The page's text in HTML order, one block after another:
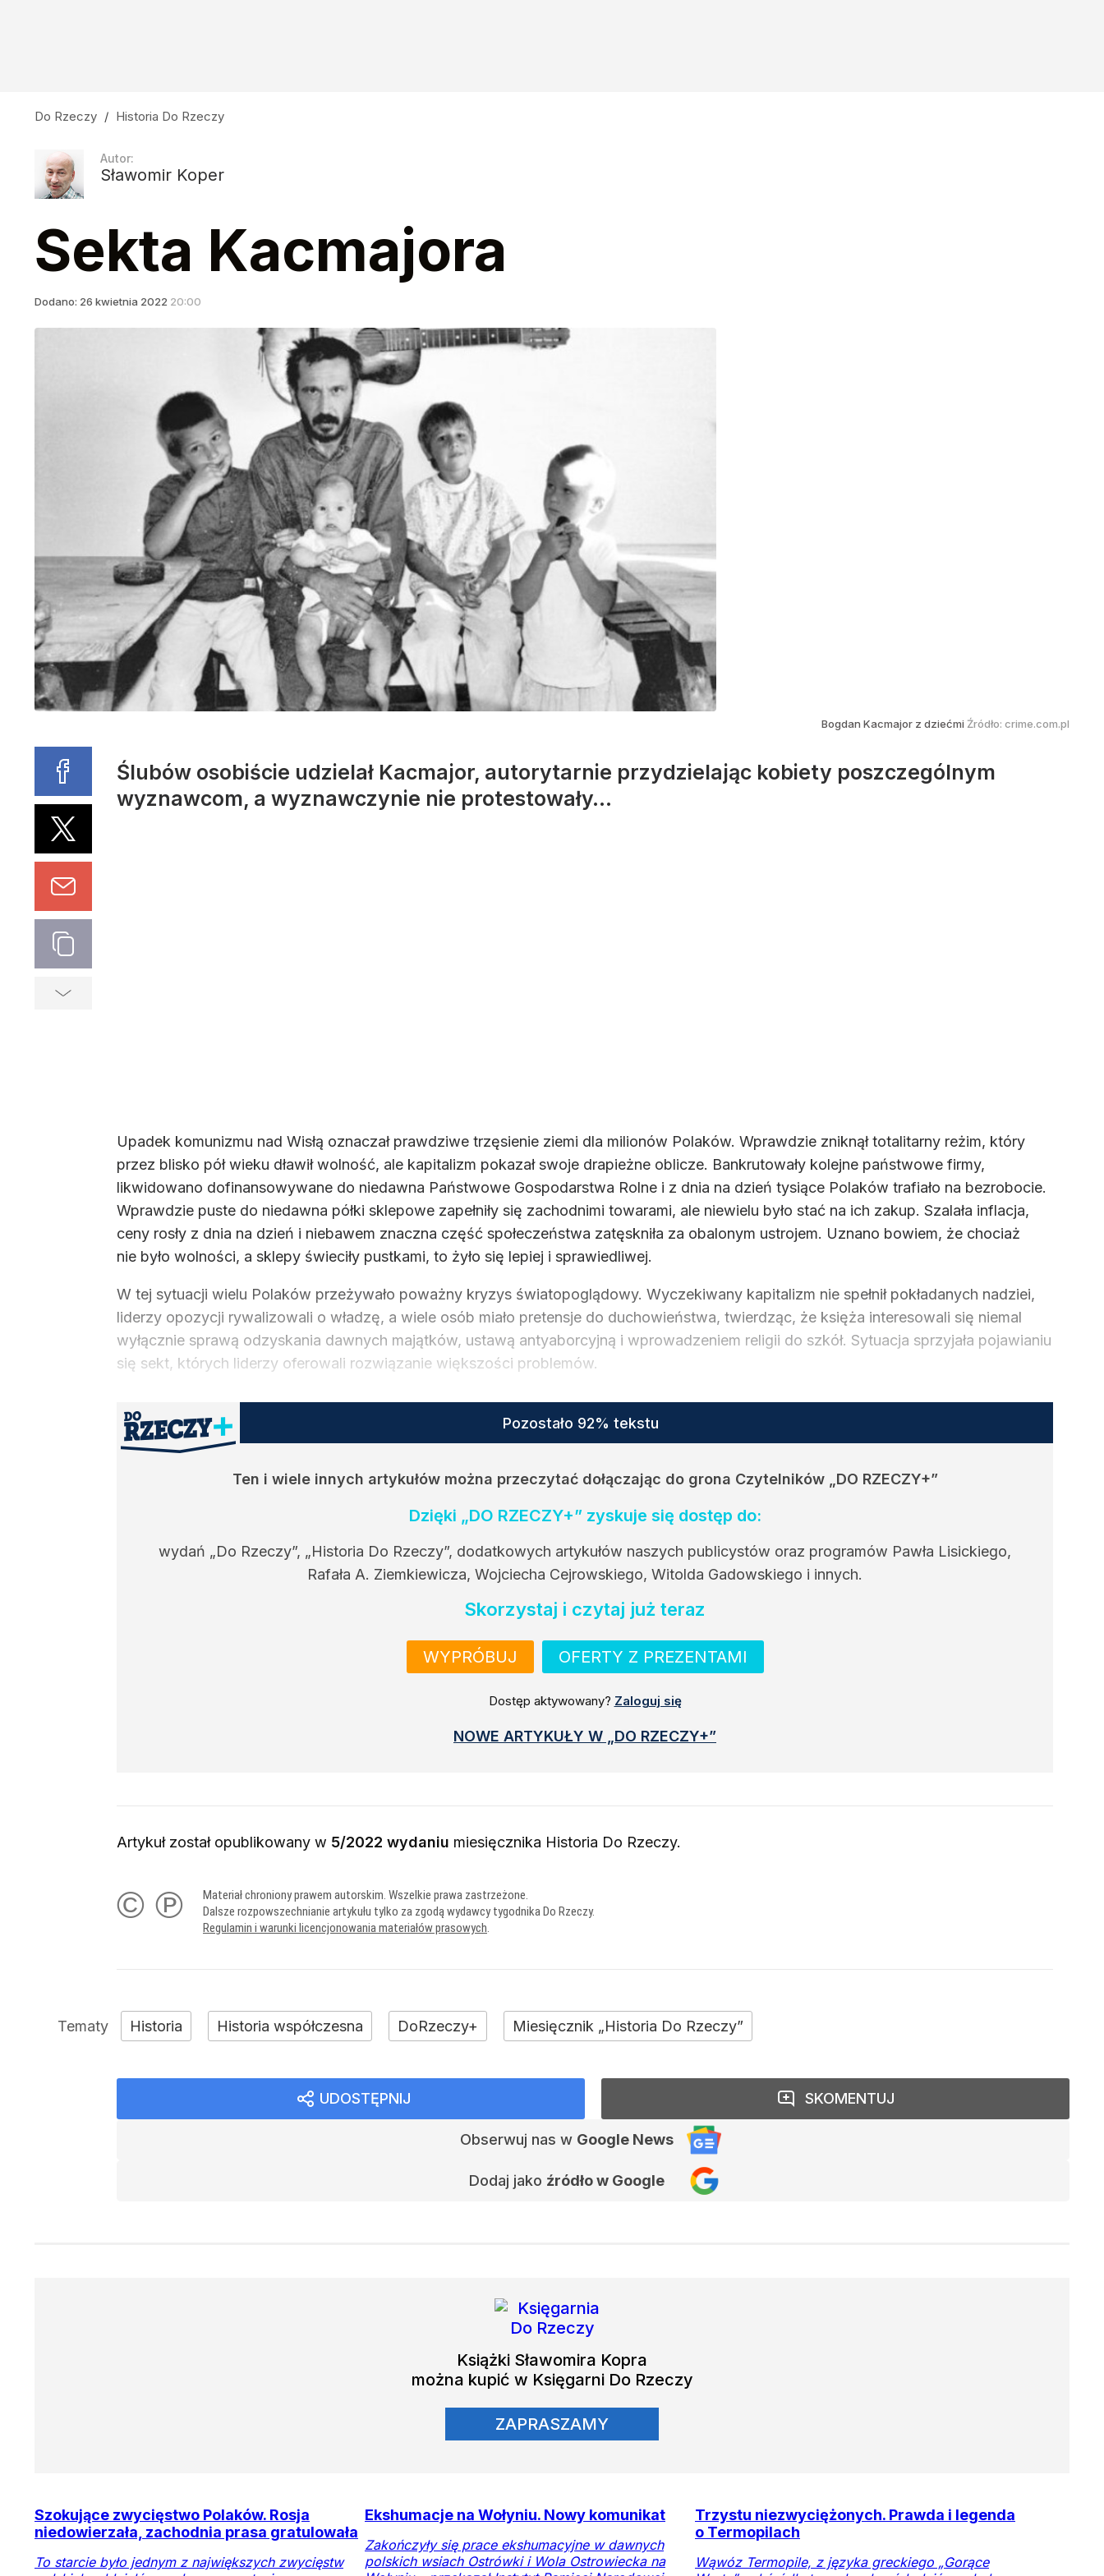
Do Rzeczy / Historia Do Rzeczy
Autor:
Sławomir Koper
Sekta Kacmajora
Dodano: 26 kwietnia 2022 20:00
Bogdan Kacmajor z dziećmi Źródło: crime.com.pl
Ślubów osobiście udzielał Kacmajor, autorytarnie przydzielając kobiety poszczególnym
wyznawcom, a wyznawczynie nie protestowały…
Upadek komunizmu nad Wisłą oznaczał prawdziwe trzęsienie ziemi dla milionów Polaków. Wprawdzie zniknął totalitarny reżim, który
przez blisko pół wieku dławił wolność, ale kapitalizm pokazał swoje drapieżne oblicze. Bankrutowały kolejne państwowe firmy,
likwidowano dofinansowywane do niedawna Państwowe Gospodarstwa Rolne i z dnia na dzień tysiące Polaków trafiało na bezrobocie.
Wprawdzie puste do niedawna półki sklepowe zapełniły się zachodnimi towarami, ale niewielu było stać na ich zakup. Szalała inflacja,
ceny rosły z dnia na dzień i niebawem znaczna część społeczeństwa zatęskniła za obalonym ustrojem. Uznano bowiem, że chociaż
nie było wolności, a sklepy świeciły pustkami, to żyło się lepiej i sprawiedliwej.
W tej sytuacji wielu Polaków przeżywało poważny kryzys światopoglądowy. Wyczekiwany kapitalizm nie spełnił pokładanych nadziei,
liderzy opozycji rywalizowali o władzę, a wiele osób miało pretensje do duchowieństwa, twierdząc, że księża interesowali się niemal
wyłącznie sprawą odzyskania dawnych majątków, ustawą antyaborcyjną i wprowadzeniem religii do szkół. Sytuacja sprzyjała pojawianiu
się sekt, których liderzy oferowali rozwiązanie większości problemów.
Pozostało 92% tekstu
Ten i wiele innych artykułów można przeczytać dołączając do grona Czytelników „DO RZECZY+”
Dzięki „DO RZECZY+” zyskuje się dostęp do:
wydań „Do Rzeczy”, „Historia Do Rzeczy”, dodatkowych artykułów naszych publicystów oraz programów Pawła Lisickiego,
Rafała A. Ziemkiewicza, Wojciecha Cejrowskiego, Witolda Gadowskiego i innych.
Skorzystaj i czytaj już teraz
WYPRÓBUJ OFERTY Z PREZENTAMI
Dostęp aktywowany? Zaloguj się
NOWE ARTYKUŁY W „DO RZECZY+”
Artykuł został opublikowany w 5/2022 wydaniu miesięcznika Historia Do Rzeczy.
© ℗
Materiał chroniony prawem autorskim. Wszelkie prawa zastrzeżone.
Dalsze rozpowszechnianie artykułu tylko za zgodą wydawcy tygodnika Do Rzeczy.
Regulamin i warunki licencjonowania materiałów prasowych.
Historia Historia współczesna DoRzeczy+ Miesięcznik „Historia Do Rzeczy”
UDOSTĘPNIJ
Obserwuj nas w Google News
Dodaj jako źródło w Google
SKOMENTUJ
Książki Sławomira Kopra
można kupić w Księgarni Do Rzeczy
ZAPRASZAMY
Szokujące zwycięstwo Polaków. Rosja
niedowierzała, zachodnia prasa gratulowała
To starcie było jednym z największych zwycięstw
Ekshumacje na Wołyniu. Nowy komunikat
Zakończyły się prace ekshumacyjne w dawnych
polskich wsiach Ostrówki i Wola Ostrowiecka na
Trzystu niezwyciężonych. Prawda i legenda
o Termopilach
Wąwóz Termopile, z języka greckiego „Gorące